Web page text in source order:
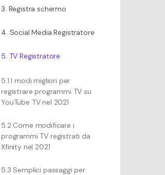
3. Registra schermo
4. Social Media Registratore
5. TV Registratore
5.1 I modi migliori per
registrare programmi TV su
YouTube TV nel 2021
5.2 Come modificare i
programmi TV registrati da
Xfinity nel 2021
5.3 Semplici passaggi per